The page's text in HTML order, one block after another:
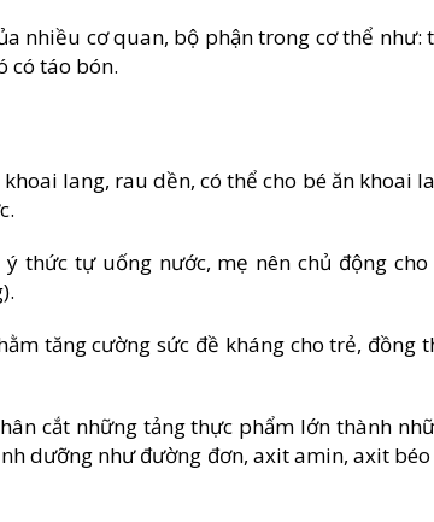
nhiều cơ quan, bộ phận trong cơ thể như:
có táo bón.
lang, rau dền, có thể cho bé ăn khoai
thức tự uống nước, mẹ nên chủ động cho
tăng cường sức đề kháng cho trẻ, đồng
cắt những tảng thực phẩm lớn thành
dưỡng như đường đơn, axit amin, axit béo